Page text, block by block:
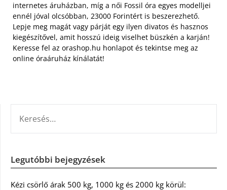
internetes áruházban, míg a női Fossil óra egyes modelljei
ennél jóval olcsóbban, 23000 Forintért is beszerezhető.
Lepje meg magát vagy párját egy ilyen divatos és hasznos
kiegészítővel, amit hosszú ideig viselhet büszkén a karján!
Keresse fel az orashop.hu honlapot és tekintse meg az
online óraáruház kínálatát!
Legutóbbi bejegyzések
Kézi csörlő árak 500 kg, 1000 kg és 2000 kg körül: